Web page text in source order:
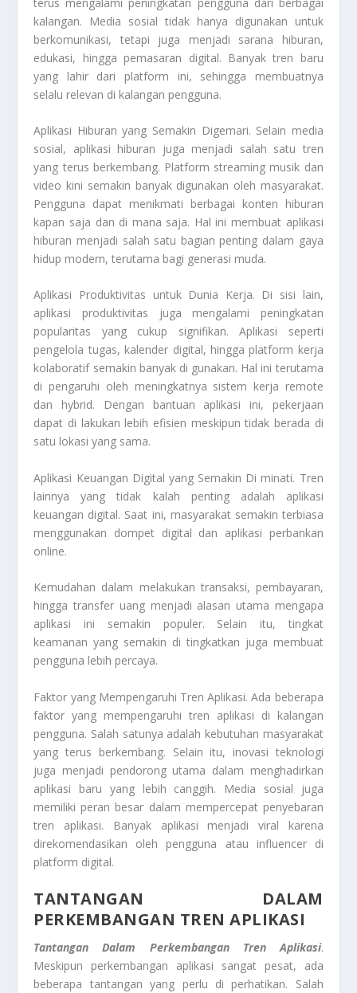
kalangan. Media sosial tidak hanya digunakan untuk
berkomunikasi, tetapi juga menjadi sarana hiburan,
edukasi, hingga pemasaran digital. Banyak tren baru
yang lahir dari platform ini, sehingga membuatnya
selalu relevan di kalangan pengguna.
Aplikasi Hiburan yang Semakin Digemari. Selain media
sosial, aplikasi hiburan juga menjadi salah satu tren
yang terus berkembang. Platform streaming musik dan
video kini semakin banyak digunakan oleh masyarakat.
Pengguna dapat menikmati berbagai konten hiburan
kapan saja dan di mana saja. Hal ini membuat aplikasi
hiburan menjadi salah satu bagian penting dalam gaya
hidup modern, terutama bagi generasi muda.
Aplikasi Produktivitas untuk Dunia Kerja. Di sisi lain,
aplikasi produktivitas juga mengalami peningkatan
popularitas yang cukup signifikan. Aplikasi seperti
pengelola tugas, kalender digital, hingga platform kerja
kolaboratif semakin banyak di gunakan. Hal ini terutama
di pengaruhi oleh meningkatnya sistem kerja remote
dan hybrid. Dengan bantuan aplikasi ini, pekerjaan
dapat di lakukan lebih efisien meskipun tidak berada di
satu lokasi yang sama.
Aplikasi Keuangan Digital yang Semakin Di minati. Tren
lainnya yang tidak kalah penting adalah aplikasi
keuangan digital. Saat ini, masyarakat semakin terbiasa
menggunakan dompet digital dan aplikasi perbankan
online.
Kemudahan dalam melakukan transaksi, pembayaran,
hingga transfer uang menjadi alasan utama mengapa
aplikasi ini semakin populer. Selain itu, tingkat
keamanan yang semakin di tingkatkan juga membuat
pengguna lebih percaya.
Faktor yang Mempengaruhi Tren Aplikasi. Ada beberapa
faktor yang mempengaruhi tren aplikasi di kalangan
pengguna. Salah satunya adalah kebutuhan masyarakat
yang terus berkembang. Selain itu, inovasi teknologi
juga menjadi pendorong utama dalam menghadirkan
aplikasi baru yang lebih canggih. Media sosial juga
memiliki peran besar dalam mempercepat penyebaran
tren aplikasi. Banyak aplikasi menjadi viral karena
direkomendasikan oleh pengguna atau influencer di
platform digital.
TANTANGAN DALAM
PERKEMBANGAN TREN APLIKASI
Tantangan Dalam Perkembangan Tren Aplikasi.
Meskipun perkembangan aplikasi sangat pesat, ada
beberapa tantangan yang perlu di perhatikan. Salah